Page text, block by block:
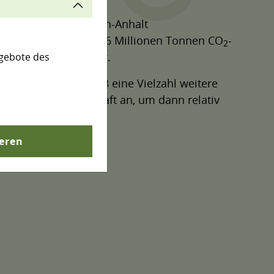
1 in Sachsen-Anhalt
4,86 Millionen Tonnen CO2-
in Sachsen-Anhalt.
wurden ab 2013 eine Vielzahl weitere
sprunghaft an, um dann relativ
einschalten.
des